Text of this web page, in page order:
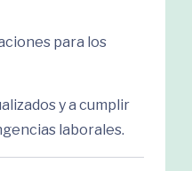
para los
y a cumplir
laborales.